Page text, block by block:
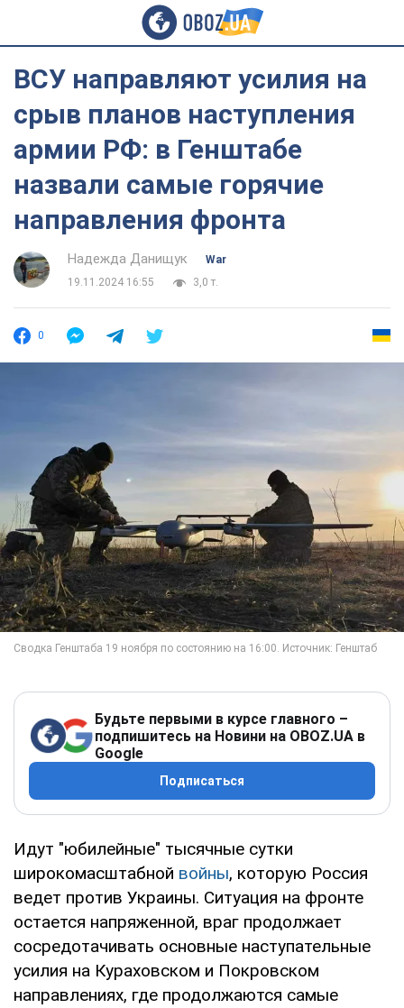
ВСУ направляют усилия на
срыв планов наступления
армии РФ: в Генштабе
назвали самые горячие
направления фронта
Надежда Данищук
War
19.11.2024 16:55
3,0 т.
0
Будьте первыми в курсе главного –
подпишитесь на Новини на OBOZ.UA в
Google
Подписаться
Идут "юбилейные" тысячные сутки
широкомасштабной войны, которую Россия
ведет против Украины. Ситуация на фронте
остается напряженной, враг продолжает
сосредотачивать основные наступательные
усилия на Кураховском и Покровском
направлениях, где продолжаются самые